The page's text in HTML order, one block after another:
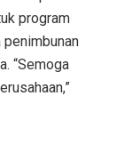
program
“Semoga